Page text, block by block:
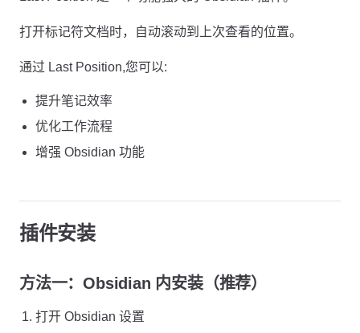
打开标记符文档时，自动滚动到上次查看的位置。
通过 Last Position,您可以:
提升笔记效率
优化工作流程
增强 Obsidian 功能
插件安装
方法一：Obsidian 内安装（推荐）
打开 Obsidian 设置